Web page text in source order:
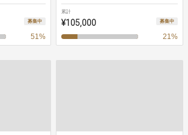
募集中
51%
累計
¥105,000 募集中
21%